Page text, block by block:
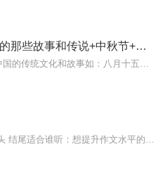
中国传统节日里的那些故事和传说+中秋节+元旦春节等